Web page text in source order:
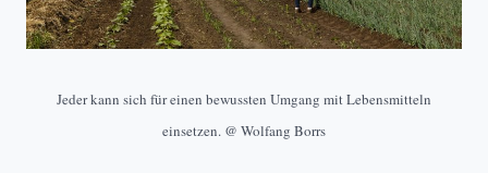
Jeder kann sich für einen bewussten Umgang mit Lebensmitteln
einsetzen. @ Wolfang Borrs